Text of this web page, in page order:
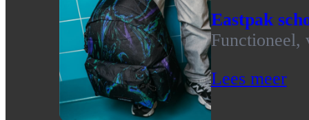
Eastpak
Functioneel,
Lees meer